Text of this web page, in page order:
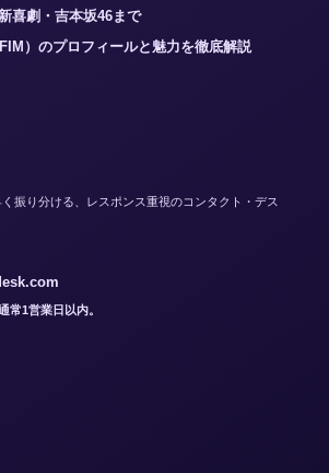
喜劇・吉本坂46まで
）のプロフィールと魅力を徹底解説
振り分ける、レスポンス重視のコンタクト・デス
常1営業日以内。